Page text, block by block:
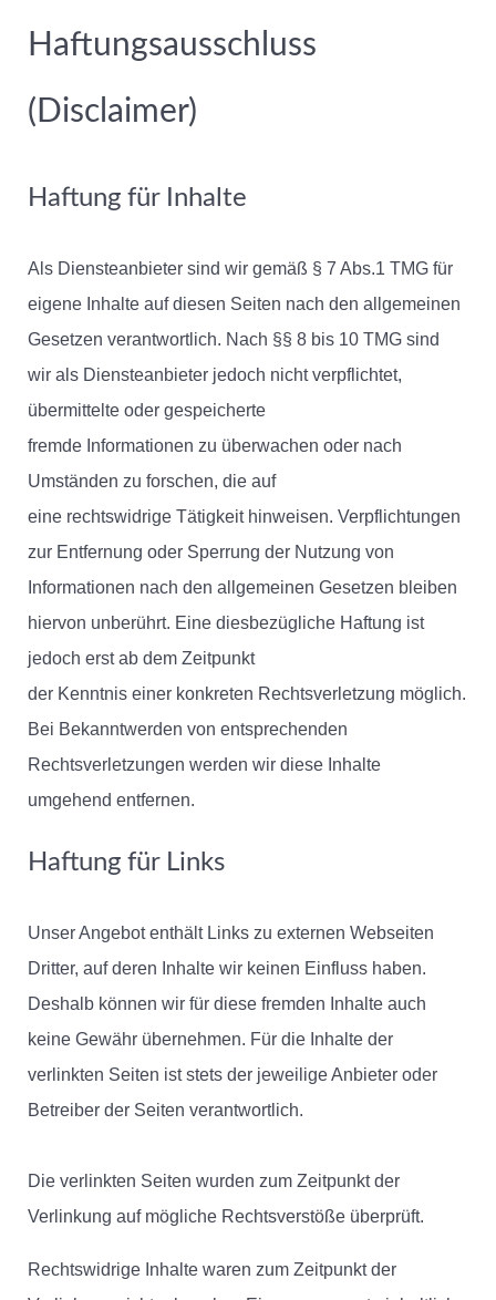
Haftungsausschluss
(Disclaimer)
Haftung für Inhalte
Als Diensteanbieter sind wir gemäß § 7 Abs.1 TMG für
eigene Inhalte auf diesen Seiten nach den allgemeinen
Gesetzen verantwortlich. Nach §§ 8 bis 10 TMG sind
wir als Diensteanbieter jedoch nicht verpflichtet,
übermittelte oder gespeicherte
fremde Informationen zu überwachen oder nach
Umständen zu forschen, die auf
eine rechtswidrige Tätigkeit hinweisen. Verpflichtungen
zur Entfernung oder Sperrung der Nutzung von
Informationen nach den allgemeinen Gesetzen bleiben
hiervon unberührt. Eine diesbezügliche Haftung ist
jedoch erst ab dem Zeitpunkt
der Kenntnis einer konkreten Rechtsverletzung möglich.
Bei Bekanntwerden von entsprechenden
Rechtsverletzungen werden wir diese Inhalte
umgehend entfernen.
Haftung für Links
Unser Angebot enthält Links zu externen Webseiten
Dritter, auf deren Inhalte wir keinen Einfluss haben.
Deshalb können wir für diese fremden Inhalte auch
keine Gewähr übernehmen. Für die Inhalte der
verlinkten Seiten ist stets der jeweilige Anbieter oder
Betreiber der Seiten verantwortlich.
Die verlinkten Seiten wurden zum Zeitpunkt der
Verlinkung auf mögliche Rechtsverstöße überprüft.
Rechtswidrige Inhalte waren zum Zeitpunkt der